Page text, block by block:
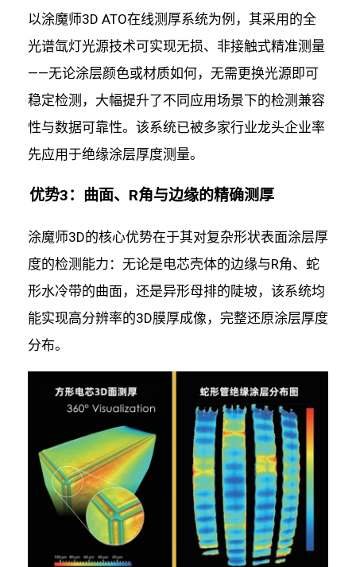
以涂魔师3D ATO在线测厚系统为例，其采用的全
光谱氙灯光源技术可实现无损、非接触式精准测量
——无论涂层颜色或材质如何，无需更换光源即可
稳定检测，大幅提升了不同应用场景下的检测兼容
性与数据可靠性。该系统已被多家行业龙头企业率
先应用于绝缘涂层厚度测量。
优势3：曲面、R角与边缘的精确测厚
涂魔师3D的核心优势在于其对复杂形状表面涂层厚
度的检测能力：无论是电芯壳体的边缘与R角、蛇
形水冷带的曲面，还是异形母排的陡坡，该系统均
能实现高分辨率的3D膜厚成像，完整还原涂层厚度
分布。